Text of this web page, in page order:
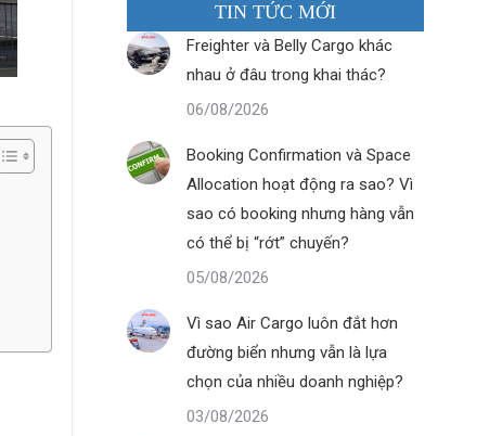
TIN TỨC MỚI
Freighter và Belly Cargo khác
nhau ở đâu trong khai thác?
06/08/2026
Booking Confirmation và Space
Allocation hoạt động ra sao? Vì
sao có booking nhưng hàng vẫn
có thể bị “rớt” chuyến?
05/08/2026
Vì sao Air Cargo luôn đắt hơn
đường biển nhưng vẫn là lựa
chọn của nhiều doanh nghiệp?
03/08/2026